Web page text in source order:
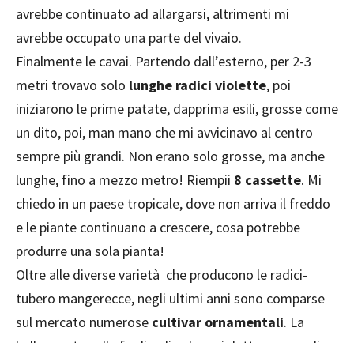
avrebbe continuato ad allargarsi, altrimenti mi
avrebbe occupato una parte del vivaio.
Finalmente le cavai. Partendo dall’esterno, per 2-3
metri trovavo solo lunghe radici violette, poi
iniziarono le prime patate, dapprima esili, grosse come
un dito, poi, man mano che mi avvicinavo al centro
sempre più grandi. Non erano solo grosse, ma anche
lunghe, fino a mezzo metro! Riempii 8 cassette. Mi
chiedo in un paese tropicale, dove non arriva il freddo
e le piante continuano a crescere, cosa potrebbe
produrre una sola pianta!
Oltre alle diverse varietà che producono le radici-
tubero mangerecce, negli ultimi anni sono comparse
sul mercato numerose cultivar ornamentali. La